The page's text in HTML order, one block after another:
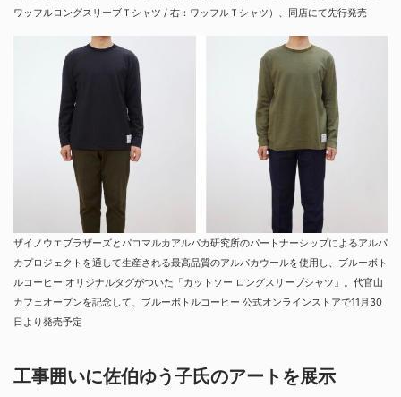
ワッフルロングスリーブＴシャツ / 右：ワッフルＴシャツ）、同店にて先行発売
ザイノウエブラザーズとパコマルカアルパカ研究所のパートナーシップによるアルパ
カプロジェクトを通して生産される最高品質のアルパカウールを使用し、ブルーボト
ルコーヒー オリジナルタグがついた「カットソー ロングスリーブシャツ」。代官山
カフェオープンを記念して、ブルーボトルコーヒー 公式オンラインストアで11月30
日より発売予定
工事囲いに佐伯ゆう子氏のアートを展示